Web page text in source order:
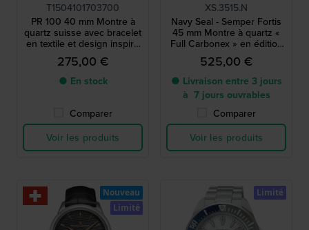
T1504101703700
PR 100 40 mm Montre à
quartz suisse avec bracelet
en textile et design inspiré
du cyclisme
275,00 €
● En stock
Comparer
Voir les produits
XS.3515.N
Navy Seal - Semper Fortis
45 mm Montre à quartz «
Full Carbonex » en édition
limitée, fabriquée en Suisse
525,00 €
● Livraison entre 3 jours
à 7 jours ouvrables
Comparer
Voir les produits
Nouveau
Limité
Limité